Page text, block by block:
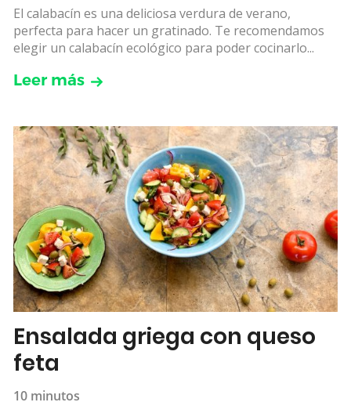
El calabacín es una deliciosa verdura de verano,
perfecta para hacer un gratinado. Te recomendamos
elegir un calabacín ecológico para poder cocinarlo...
Leer más
Ensalada griega con queso
feta
10 minutos